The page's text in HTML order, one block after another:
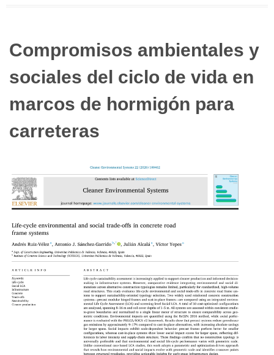
Compromisos ambientales y
sociales del ciclo de vida en
marcos de hormigón para
carreteras